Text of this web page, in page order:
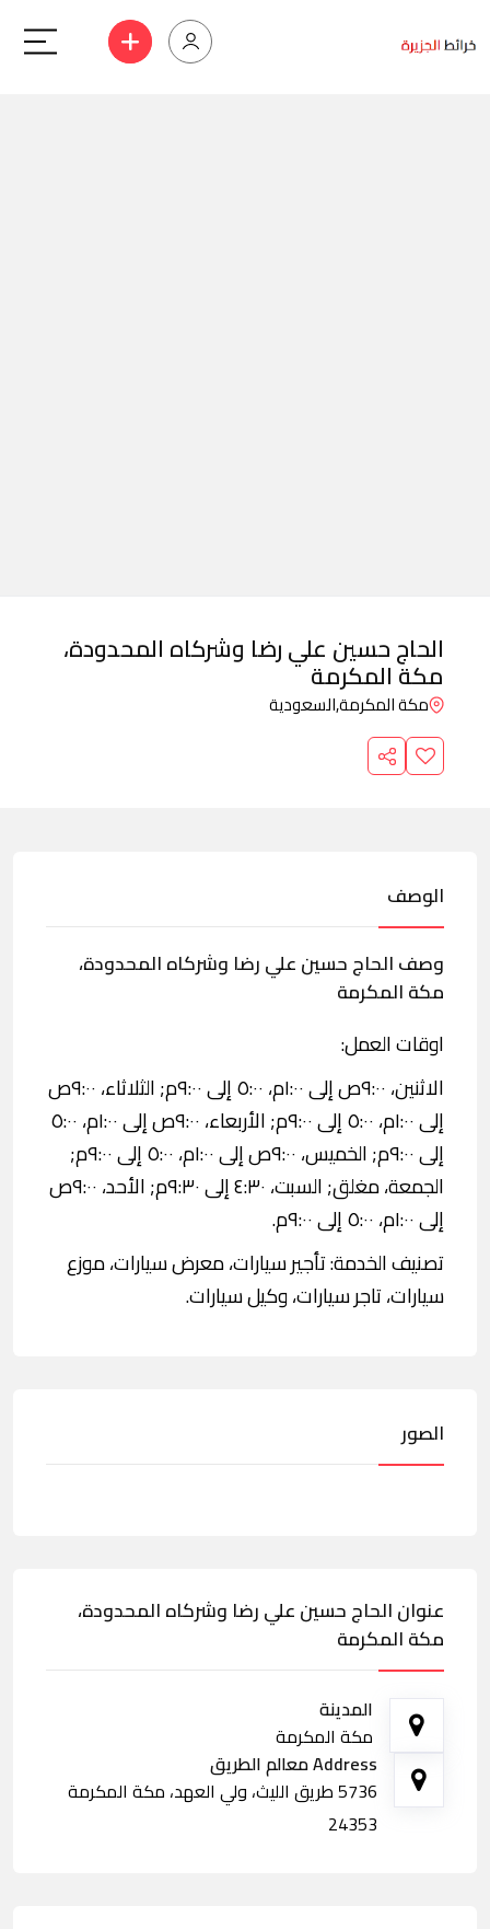
الحاج حسين علي رضا وشركاه المحدودة،
مكة المكرمة
مكة المكرمة,السعودية
الوصف
وصف الحاج حسين علي رضا وشركاه المحدودة،
مكة المكرمة
اوقات العمل:
الاثنين، ٩:٠٠ص إلى ١:٠٠م، ٥:٠٠ إلى ٩:٠٠م; الثلاثاء، ٩:٠٠ص
إلى ١:٠٠م، ٥:٠٠ إلى ٩:٠٠م; الأربعاء، ٩:٠٠ص إلى ١:٠٠م، ٥:٠٠
إلى ٩:٠٠م; الخميس، ٩:٠٠ص إلى ١:٠٠م، ٥:٠٠ إلى ٩:٠٠م;
الجمعة، مغلق; السبت، ٤:٣٠ إلى ٩:٣٠م; الأحد، ٩:٠٠ص
إلى ١:٠٠م، ٥:٠٠ إلى ٩:٠٠م.
تصنيف الخدمة: تأجير سيارات، معرض سيارات، موزع
سيارات، تاجر سيارات، وكيل سيارات.
الصور
عنوان الحاج حسين علي رضا وشركاه المحدودة،
مكة المكرمة
المدينة
مكة المكرمة
Address معالم الطريق
5736 طريق الليث، ولي العهد، مكة المكرمة
24353